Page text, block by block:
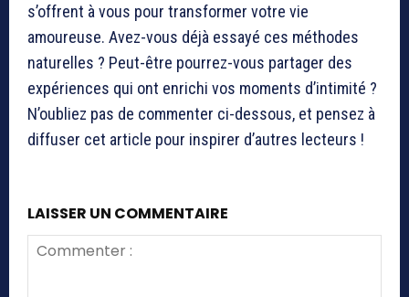
s’offrent à vous pour transformer votre vie
amoureuse. Avez-vous déjà essayé ces méthodes
naturelles ? Peut-être pourrez-vous partager des
expériences qui ont enrichi vos moments d’intimité ?
N’oubliez pas de commenter ci-dessous, et pensez à
diffuser cet article pour inspirer d’autres lecteurs !
LAISSER UN COMMENTAIRE